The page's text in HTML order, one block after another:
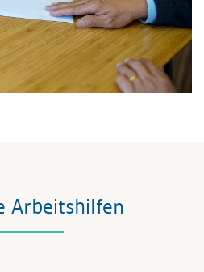
Arbeitshilfen